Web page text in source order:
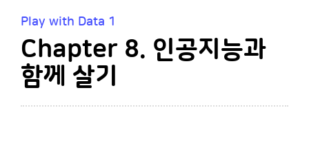
웨
어
야
놀
자
Play with Data 1
Chapter 8. 인공지능과
함께 살기